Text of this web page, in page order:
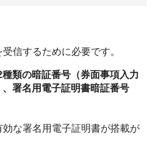
信するために必要です。
類の暗証番号（券面事項入力
署名用電子証明書暗証番号
な署名用電子証明書が搭載が